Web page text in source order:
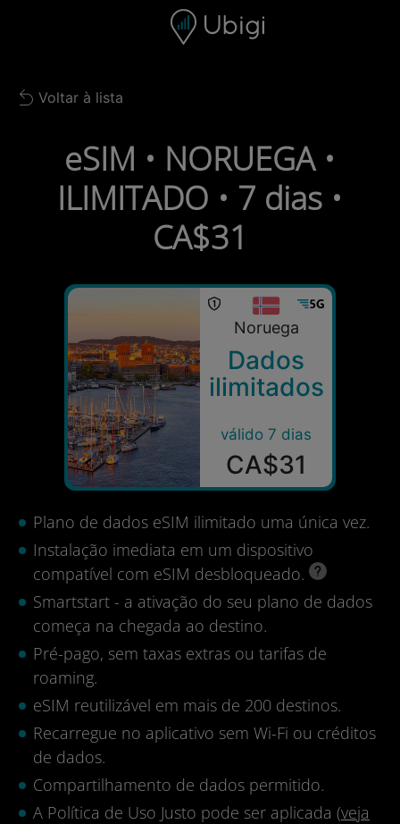
Barra de navegação
Back to list
Voltar à lista
eSIM • NORUEGA •
ILIMITADO • 7 dias •
CA$31
Noruega
Dados
ilimitados
válido 7 dias
CA$31
Plano de dados eSIM ilimitado uma única vez.
Instalação imediata em um dispositivo
compatível com eSIM desbloqueado.
Smartstart - a ativação do seu plano de dados
começa na chegada ao destino.
Pré-pago, sem taxas extras ou tarifas de
roaming.
eSIM reutilizável em mais de 200 destinos.
Recarregue no aplicativo sem Wi-Fi ou créditos
de dados.
Compartilhamento de dados permitido.
A Política de Uso Justo pode ser aplicada (veja